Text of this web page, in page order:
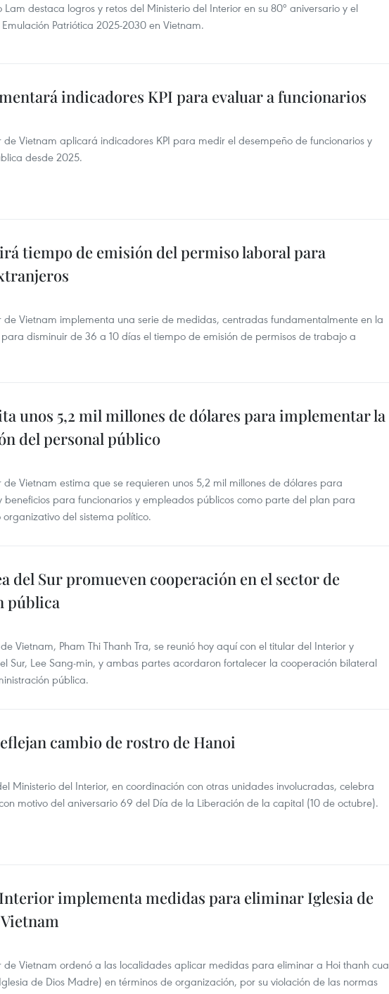
Lam destaca logros y retos del Ministerio del Interior en su 80º aniversario y el
Patriótica 2025-2030 en Vietnam.
indicadores KPI para evaluar a funcionarios
de Vietnam aplicará indicadores KPI para medir el desempeño de funcionarios y
desde 2025.
tiempo de emisión del permiso laboral para
de Vietnam implementa una serie de medidas, centradas fundamentalmente en la
disminuir de 36 a 10 días el tiempo de emisión de permisos de trabajo a
unos 5,2 mil millones de dólares para implementar la
del personal público
de Vietnam estima que se requieren unos 5,2 mil millones de dólares para
beneficios para funcionarios y empleados públicos como parte del plan para
del sistema político.
del Sur promueven cooperación en el sector de
pública
Vietnam, Pham Thi Thanh Tra, se reunió hoy aquí con el titular del Interior y
Sur, Lee Sang-min, y ambas partes acordaron fortalecer la cooperación bilateral
pública.
cambio de rostro de Hanoi
Ministerio del Interior, en coordinación con otras unidades involucradas, celebra
motivo del aniversario 69 del Día de la Liberación de la capital (10 de octubre).
implementa medidas para eliminar Iglesia de
de Vietnam ordenó a las localidades aplicar medidas para eliminar a Hoi thanh cua
de Dios Madre) en términos de organización, por su violación de las normas